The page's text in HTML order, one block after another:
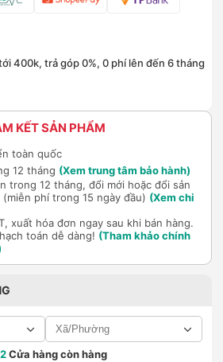
400k, trả góp 0%, 0 phí lên đến 6 tháng
KẾT SẢN PHẨM
toàn quốc
12 tháng (Xem trung tâm bảo hành)
trong 12 tháng, đổi mới hoặc đổi sản
phí trong 15 ngày đầu) (Xem chi
xuất hóa đơn ngay sau khi bán hàng.
toán dễ dàng! (Tham khảo chính
2Cửa hàng còn hàng